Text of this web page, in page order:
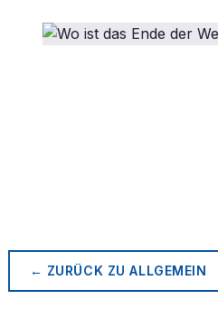
← ZURÜCK ZUALLGEMEIN